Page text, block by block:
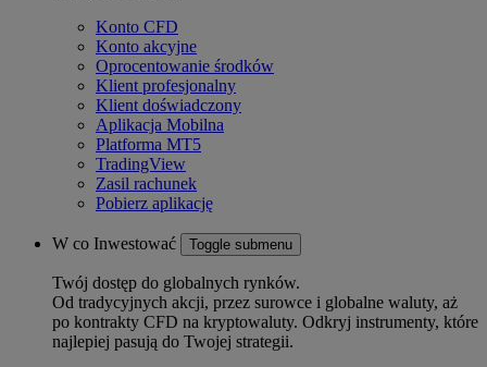
Konto CFD
Konto akcyjne
Oprocentowanie środków
Klient profesjonalny
Klient doświadczony
Aplikacja Mobilna
Platforma MT5
TradingView
Zasil rachunek
Pobierz aplikację
W co Inwestować Toggle submenu
Twój dostęp do globalnych rynków.
Od tradycyjnych akcji, przez surowce i globalne waluty, aż
po kontrakty CFD na kryptowaluty. Odkryj instrumenty, które
najlepiej pasują do Twojej strategii.